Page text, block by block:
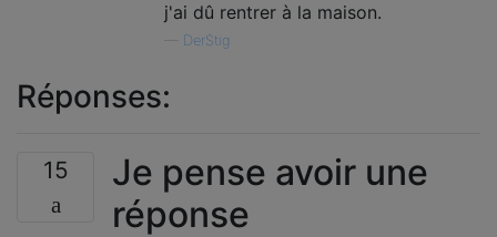
j'ai dû rentrer à la maison.
DerStig
Réponses:
15
Je pense avoir une
réponse